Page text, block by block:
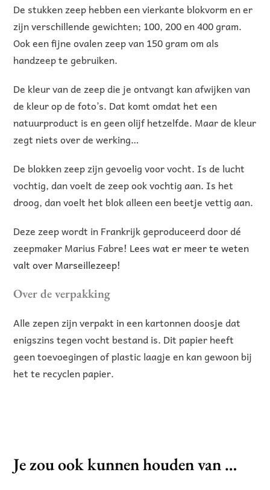
De stukken zeep hebben een vierkante blokvorm en er
zijn verschillende gewichten; 100, 200 en 400 gram.
Ook een fijne ovalen zeep van 150 gram om als
handzeep te gebruiken.
De kleur van de zeep die je ontvangt kan afwijken van
de kleur op de foto’s. Dat komt omdat het een
natuurproduct is en geen olijf hetzelfde. Maar de kleur
zegt niets over de werking…
De blokken zeep zijn gevoelig voor vocht. Is de lucht
vochtig, dan voelt de zeep ook vochtig aan. Is het
droog, dan voelt het blok alleen een beetje vettig aan.
Deze zeep wordt in Frankrijk geproduceerd door dé
zeepmaker Marius Fabre! Lees wat er meer te weten
valt over Marseillezeep!
Over de verpakking
Alle zepen zijn verpakt in een kartonnen doosje dat
enigszins tegen vocht bestand is. Dit papier heeft
geen toevoegingen of plastic laagje en kan gewoon bij
het te recyclen papier.
Je zou ook kunnen houden van …